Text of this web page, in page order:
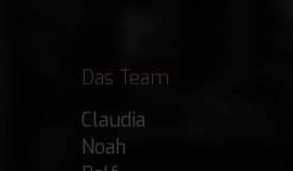
Das Team
Claudia
Noah